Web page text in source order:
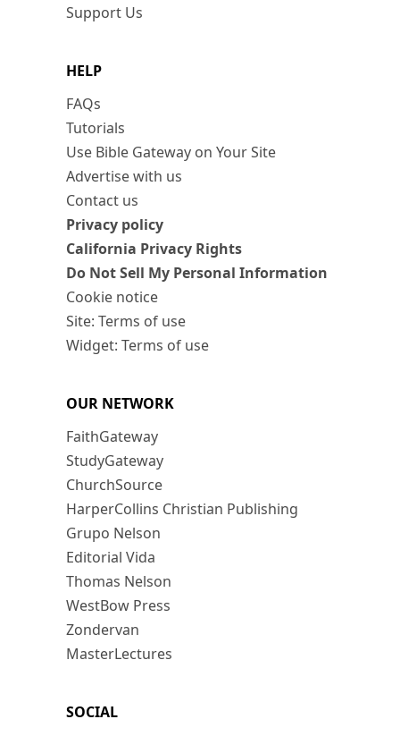
Support Us
HELP
FAQs
Tutorials
Use Bible Gateway on Your Site
Advertise with us
Contact us
Privacy policy
California Privacy Rights
Do Not Sell My Personal Information
Cookie notice
Site: Terms of use
Widget: Terms of use
OUR NETWORK
FaithGateway
StudyGateway
ChurchSource
HarperCollins Christian Publishing
Grupo Nelson
Editorial Vida
Thomas Nelson
WestBow Press
Zondervan
MasterLectures
SOCIAL